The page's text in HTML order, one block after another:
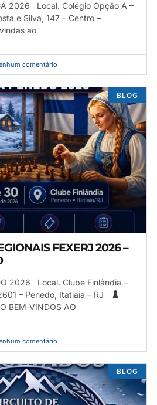
2026 Local. Colégio Opção A –
e Silva, 147 – Centro –
ao
comentário
BLOG
FEXERJ 2026 –
2026 Local. Clube Finlândia –
– Penedo, Itatiaia – RJ
BEM-VINDOS AO
comentário
BLOG